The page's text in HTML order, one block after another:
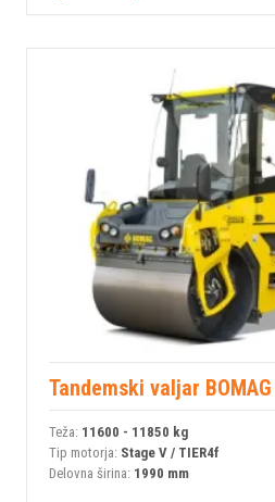
Tandemski valjar
Teža: 11600 - 11850 kg
Tip motorja: Stage V / TIER4f
Delovna širina: 1990 mm